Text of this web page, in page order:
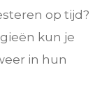
op tijd?
kun je
in hun